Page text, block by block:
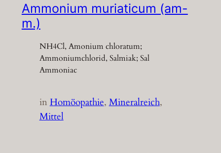
Ammonium muriaticum (am-
m.)
NH4Cl, Amonium chloratum;
Ammoniumchlorid, Salmiak; Sal
Ammoniac
inHomöopathie, Mineralreich
Mittel